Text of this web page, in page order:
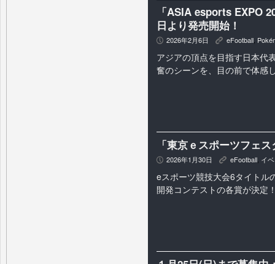
「ASIA esports EXPO
日より発売開始！
P 2026年2月6日 K eFootball,
アジアの頂点を目指す日本代
奮のシーンを、目の前で体感
「東京ｅスポーツフェ
P 2026年1月30日 K eFootball イ
eスポーツ競技大会6タイトル
開発コンテストの各賞が決定